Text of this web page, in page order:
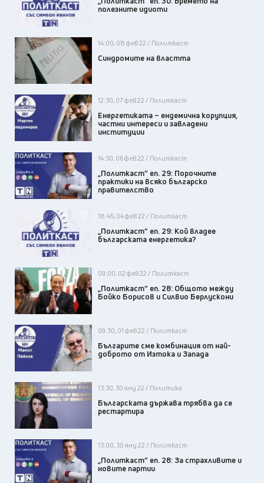
полезните идиоти
14:00, 08 фев 22 / Политкаст
Синдромите на властта
12:30, 07 фев 22 / Политкаст
Енергетиката – ендемична корупция,
частни интереси и завладени
институции
14:30, 06 фев 22 / Политкаст
„Политкаст“ еп. 29: Порочните
практики на всяко българско
правителство
18:45, 04 фев 22 / Политкаст
„Политкаст“ еп. 29: Кой владее
българската енергетика?
09:00, 02 фев 22 / Политкаст
„Политкаст“ еп. 28: Общото между
Бойко Борисов и Силвио Берлускони
09:30, 01 фев 22 / Политкаст
Българите сме комбинация от най-
доброто от Изтока и Запада
13:30, 30 яну 22 / Политика
Българската държава трябва да се
рестартира
13:00, 30 яну 22 / Политкаст
„Политкаст“ еп. 28: За страхливите и
новите партии